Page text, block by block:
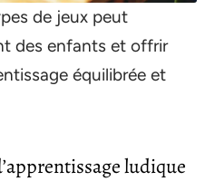
de jeux peut
des enfants et offrir
équilibrée et
ludique